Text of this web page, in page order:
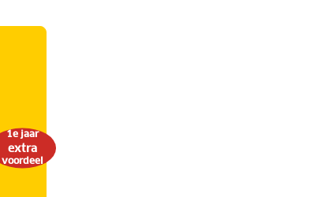
1e jaar
extra
voordeel